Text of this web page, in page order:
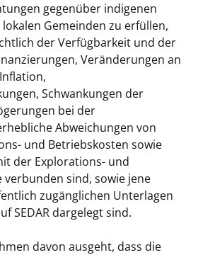
gegenüber indigenen
Gemeinden zu erfüllen,
der Verfügbarkeit und der
Veränderungen an
Schwankungen der
bei der
Abweichungen von
und Betriebskosten sowie
der Explorations- und
verbunden sind, sowie jene
zugänglichen Unterlagen
SEDAR dargelegt sind.
davon ausgeht, dass die